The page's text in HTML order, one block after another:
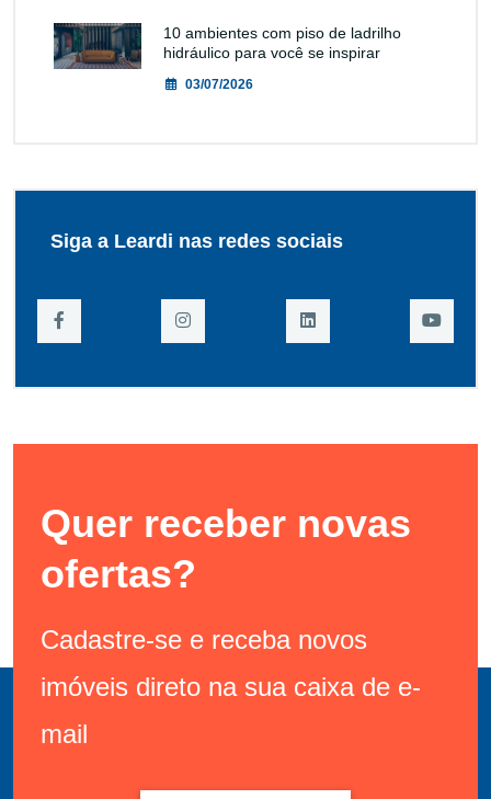
10 ambientes com piso de ladrilho
hidráulico para você se inspirar
03/07/2026
Siga a Leardi nas redes sociais
Quer receber novas
ofertas?
Cadastre-se e receba novos
imóveis direto na sua caixa de e-
mail